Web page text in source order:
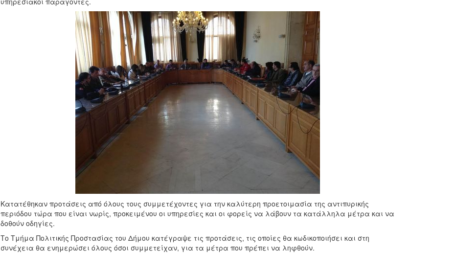
Κατατέθηκαν προτάσεις από όλους τους συμμετέχοντες για την καλύτερη προετοιμασία της αντιπυρικής
περιόδου τώρα που είναι νωρίς, προκειμένου οι υπηρεσίες και οι φορείς να λάβουν τα κατάλληλα μέτρα και να
δοθούν οδηγίες.
Το Τμήμα Πολιτικής Προστασίας του Δήμου κατέγραψε τις προτάσεις, τις οποίες θα κωδικοποιήσει και στη
συνέχεια θα ενημερώσει όλους όσοι συμμετείχαν, για τα μέτρα που πρέπει να ληφθούν.